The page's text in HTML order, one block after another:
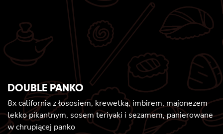
DOUBLE PANKO
8x california z łososiem, krewetką, imbirem, majonezem
lekko pikantnym, sosem teriyaki i sezamem, panierowane
w chrupiącej panko